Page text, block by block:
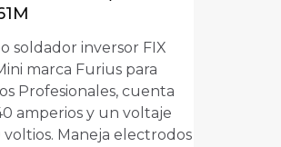
soldador inversor FIX
marca Furius para
Profesionales, cuenta
amperios y un voltaje
voltios. Maneja electrodos